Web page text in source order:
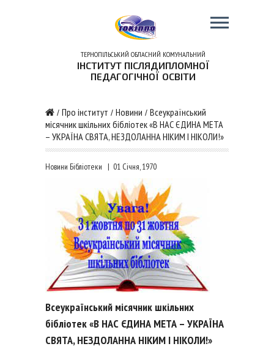
ТЕРНОПІЛЬСЬКИЙ ОБЛАСНИЙ КОМУНАЛЬНИЙ
ІНСТИТУТ ПІСЛЯДИПЛОМНОЇ
ПЕДАГОГІЧНОЇ ОСВІТИ
/ Про інститут / Новини / Всеукраїнський
місячник шкільних бібліотек «В НАС ЄДИНА МЕТА
– УКРАЇНА СВЯТА, НЕЗДОЛАННА НІКИМ І НІКОЛИ!»
Новини Бібліотеки | 01 Січня, 1970
Всеукраїнський місячник шкільних
бібліотек «В НАС ЄДИНА МЕТА – УКРАЇНА
СВЯТА, НЕЗДОЛАННА НІКИМ І НІКОЛИ!»